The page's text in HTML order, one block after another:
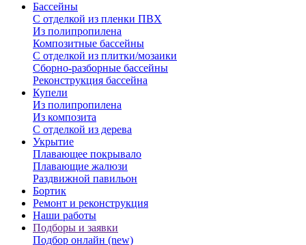
Бассейны
С отделкой из пленки ПВХ
Из полипропилена
Композитные бассейны
С отделкой из плитки/мозаики
Сборно-разборные бассейны
Реконструкция бассейна
Купели
Из полипропилена
Из композита
С отделкой из дерева
Укрытие
Плавающее покрывало
Плавающие жалюзи
Раздвижной павильон
Бортик
Ремонт и реконструкция
Наши работы
Подборы и заявки
Подбор онлайн (new)